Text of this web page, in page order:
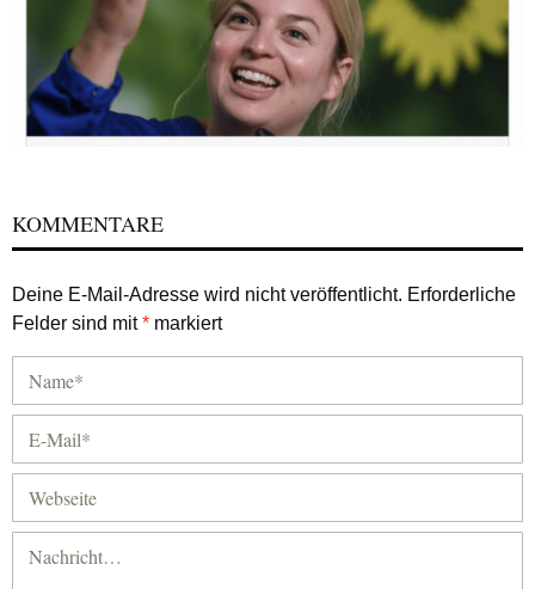
KOMMENTARE
Deine E-Mail-Adresse wird nicht veröffentlicht. Erforderliche
Felder sind mit* markiert